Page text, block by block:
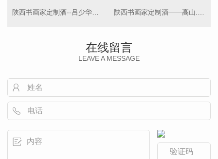
陕西书画家定制酒--吕少华定制酒 陕西书画家定制酒——高山..（高山老师定制酒）
在线留言
LEAVE A MESSAGE